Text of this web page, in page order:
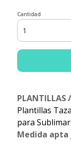
Cantidad
PLANTILLAS
Plantillas
para
Medida